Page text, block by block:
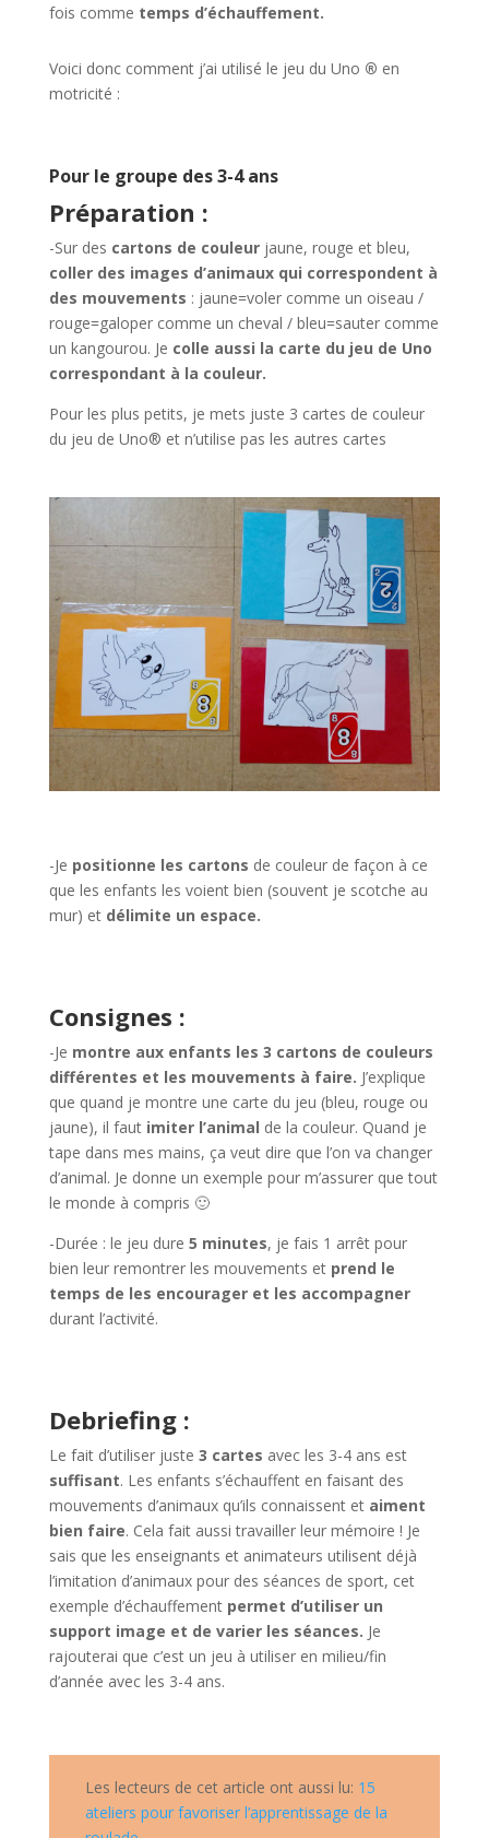
fois comme temps d’échauffement.
Voici donc comment j’ai utilisé le jeu du Uno ® en
motricité :
Pour le groupe des 3-4 ans
Préparation :
-Sur des cartons de couleurjaune, rouge et bleu,
coller des images d’animaux qui correspondent à
des mouvements : jaune=voler comme un oiseau /
rouge=galoper comme un cheval / bleu=sauter comme
un kangourou. Je colle aussi la carte du jeu de Uno
correspondant à la couleur.
Pour les plus petits, je mets juste 3 cartes de couleur
du jeu de Uno® et n’utilise pas les autres cartes
-Je positionne les cartons de couleur de façon à ce
que les enfants les voient bien (souvent je scotche au
mur) et délimite un espace.
Consignes :
-Je montre aux enfants les 3 cartons de couleurs
différentes et les mouvements à faire. J’explique
que quand je montre une carte du jeu (bleu, rouge ou
jaune), il faut imiter l’animal de la couleur. Quand je
tape dans mes mains, ça veut dire que l’on va changer
d’animal. Je donne un exemple pour m’assurer que tout
le monde à compris 🙂
-Durée : le jeu dure 5 minutes, je fais 1 arrêt pour
bien leur remontrer les mouvements et prend le
temps de les encourager et les accompagner
durant l’activité.
Debriefing :
Le fait d’utiliser juste 3 cartes avec les 3-4 ans est
suffisant. Les enfants s’échauffent en faisant des
mouvements d’animaux qu’ils connaissent et aiment
bien faire. Cela fait aussi travailler leur mémoire ! Je
sais que les enseignants et animateurs utilisent déjà
l’imitation d’animaux pour des séances de sport, cet
exemple d’échauffement permet d’utiliser un
support image et de varier les séances. Je
rajouterai que c’est un jeu à utiliser en milieu/fin
d’année avec les 3-4 ans.
Les lecteurs de cet article ont aussi lu: 15
ateliers pour favoriser l’apprentissage de la